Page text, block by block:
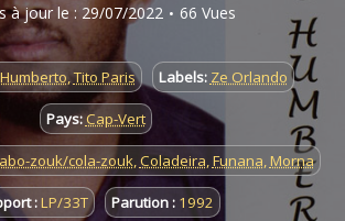
à jour le : 29/07/2022
66 Vues
,Tito Paris Labels: Ze Orlando
Pays:Cap-Vert
zouk/cola-zouk,Coladeira,Funana, Morna
:LP/33T Parution : 1992